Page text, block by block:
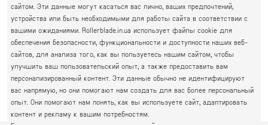
ПРАВЫЙ БЕРЕГ
Святошин, Житомирская, Академгородок
Г. КИЕВ, УЛ. АКАДЕМИКА КРЫМСКОГО, 4А
ГРАФИК РАБОТЫ:
пн.-пт. 10.00 - 19.00
сб.-нд. 10.00 - 17.00
063 777-59-79
067 111-01-47
050 777-16-00
сайтом. Эти данные могут касаться вас лично, ваших предпочтений,
устройства или быть необходимыми для работы сайта в соответствии с
вашими ожиданиями. Rollerblade.in.ua использует файлы cookie для
обеспечения безопасности, функциональности и доступности наших веб-
сайтов, для анализа того, как вы пользуетесь нашим сайтом, чтобы
улучшить ваш пользовательский опыт, а также предоставить вам
персонализированный контент. Эти данные обычно не идентифицируют
вас напрямую, но они помогают нам создать для вас более персональный
опыт. Они помогают нам понять, как вы используете сайт, адаптировать
контент и рекламу к вашим потребностям.